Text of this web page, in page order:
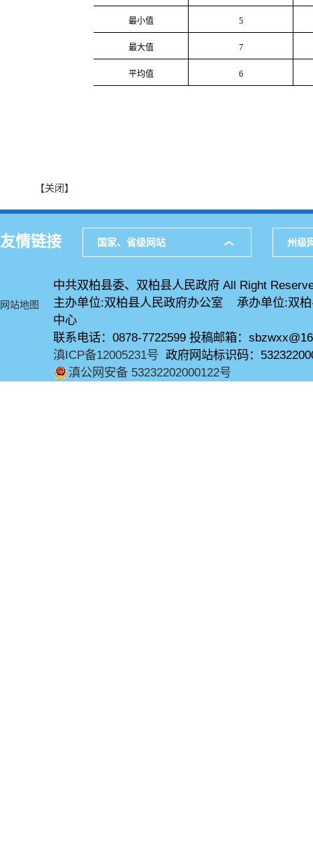
最小值 5
最大值 7
平均值 6
【关闭】
友情链接 国家、省级网站 州级
网站地图
中共双柏县委、双柏县人民政府 All Right
主办单位:双柏县人民政府办公室 承办单位:双
中心
联系电话：0878-7722599 投稿邮箱：
滇ICP备12005231号 政府网站标识码：
滇公网安备 53232202000122号